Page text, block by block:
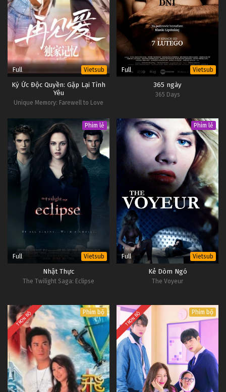
Full Vietsub
Ký Ức Độc Quyền: Gặp Lại Tình
Yêu
Unique Memory: Farewell to Love
Full Vietsub
365 ngày
365 Days
Phim lẻ
Full Vietsub
Nhật Thực
The Twilight Saga: Eclipse
Phim lẻ
Full Vietsub
Kẻ Dòm Ngó
The Voyeur
TRỌN BỘ Phim bộ TRỌN BỘ Phim bộ